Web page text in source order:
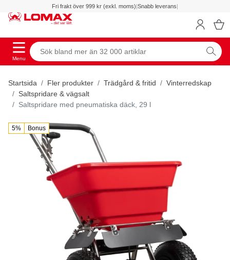
Fri frakt över 999 kr (exkl. moms)|Snabb leverans|
Menu
Startsida Fler produkter Trädgård & fritid
Vinterredskap
Saltspridare & vägsalt
Saltspridare med pneumatiska däck, 29 l
5% Bonus